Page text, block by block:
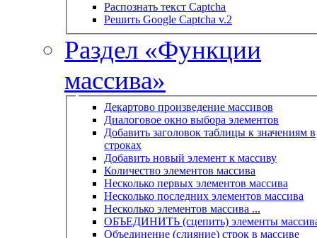
Распознать текст Captcha
Решить Google Captcha v.2
Раздел «Функции
массива»
Декартово произведение массивов
Диалоговое окно выбора элементов
Добавить заголовок таблицы к значениям в
строках
Добавить новый элемент к массиву
Количество элементов массива
Несколько первых элементов массива
Несколько последних элементов массива
Несколько элементов массива ...
ОБЪЕДИНИТЬ (сцепить) элементы
Объединение (слияние) строк в массиве